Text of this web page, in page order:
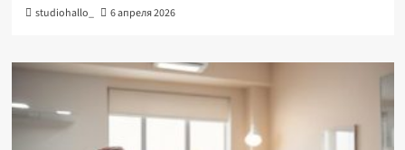
studiohallo_ 6 апреля 2026